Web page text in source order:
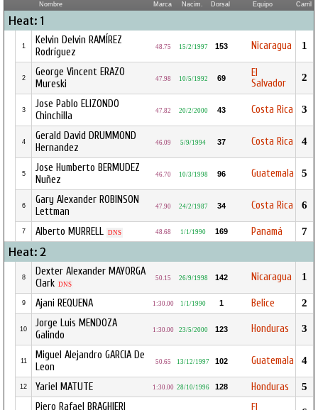
Nombre Marca Nacim. Dorsal Equipo Carril
Heat: 1
1
Kelvin Delvin RAMÍREZ
Rodríguez
48.75 15/2/1997 153 Nicaragua 1
2
George Vincent ERAZO
Mureski
47.98 10/5/1992 69
El
Salvador
2
3
Jose Pablo ELIZONDO
Chinchilla
47.82 20/2/2000 43 Costa Rica 3
4
Gerald David DRUMMOND
Hernandez
46.09 5/9/1994 37 Costa Rica 4
5
Jose Humberto BERMUDEZ
Nuñez
46.70 10/3/1998 96 Guatemala 5
6
Gary Alexander ROBINSON
Lettman
47.90 24/2/1987 34 Costa Rica 6
7 Alberto MURRELL DNS 48.68 1/1/1990 169 Panamá 7
Heat: 2
8
Dexter Alexander MAYORGA
Clark DNS
50.15 26/9/1998 142 Nicaragua 1
9 Ajani REQUENA 1:30.00 1/1/1990 1 Belice 2
10
Jorge Luis MENDOZA
Galindo
1:30.00 23/5/2000 123 Honduras 3
11
Miguel Alejandro GARCIA De
Leon
50.65 13/12/1997 102 Guatemala 4
12 Yariel MATUTE 1:30.00 28/10/1996 128 Honduras 5
Piero Rafael BRAGHIERI El